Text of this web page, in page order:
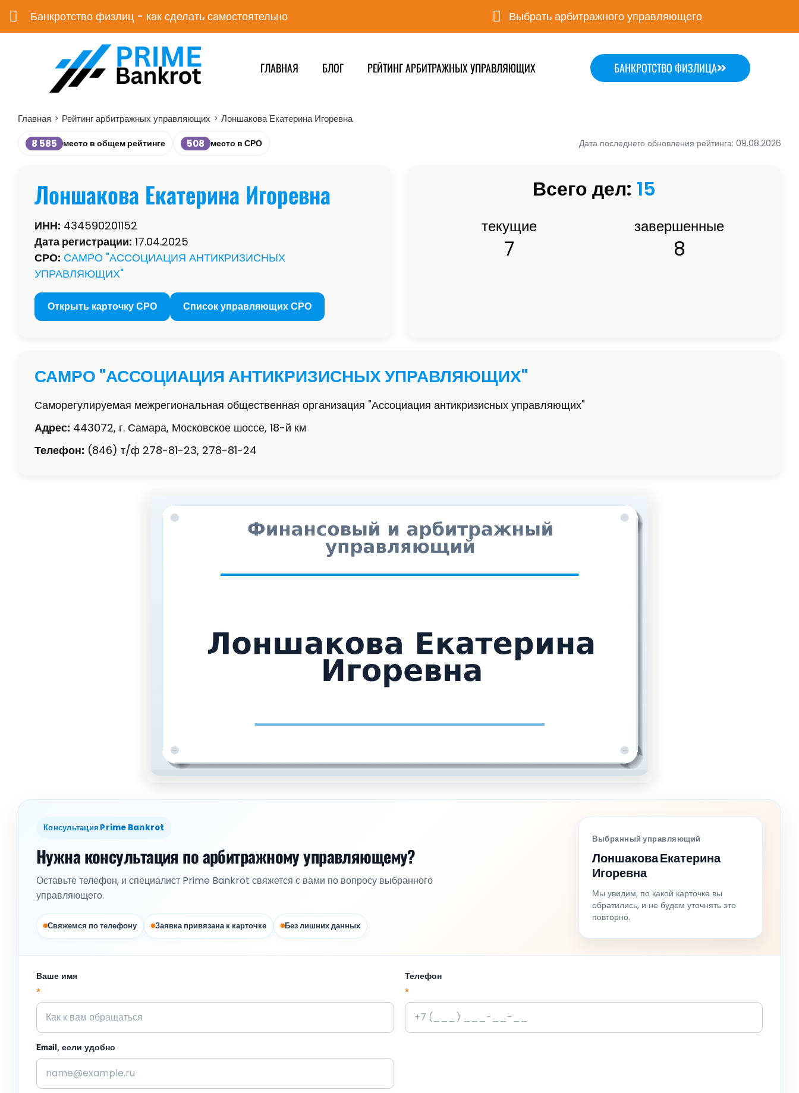
Банкротство физлиц - как сделать самостоятельно Выбрать арбитражного управляющего
ГЛАВНАЯ БЛОГ РЕЙТИНГ АРБИТРАЖНЫХ УПРАВЛЯЮЩИХ БАНКРОТСТВО ФИЗЛИЦА
Главная > Рейтинг арбитражных управляющих > Лоншакова Екатерина Игоревна
8 585 место в общем рейтинге 508 место в СРО Дата последнего обновления рейтинга: 09.08.2026
Лоншакова Екатерина Игоревна
ИНН: 434590201152
Дата регистрации: 17.04.2025
СРО: САМРО "АССОЦИАЦИЯ АНТИКРИЗИСНЫХ
УПРАВЛЯЮЩИХ"
Открыть карточку СРО Список управляющих СРО
Всего дел: 15
текущие
7
завершенные
8
САМРО "АССОЦИАЦИЯ АНТИКРИЗИСНЫХ УПРАВЛЯЮЩИХ"
Саморегулируемая межрегиональная общественная организация "Ассоциация антикризисных управляющих"
Адрес: 443072, г. Самара, Московское шоссе, 18-й км
Телефон: (846) т/ф 278-81-23, 278-81-24
Консультация Prime Bankrot
Нужна консультация по арбитражному управляющему?
Оставьте телефон, и специалист Prime Bankrot свяжется с вами по вопросу выбранного
управляющего.
Свяжемся по телефону Заявка привязана к карточке Без лишних данных
Выбранный управляющий
Лоншакова Екатерина
Игоревна
Мы увидим, по какой карточке вы
обратились, и не будем уточнять это
повторно.
Ваше имя
*
Телефон
*
Email, если удобно